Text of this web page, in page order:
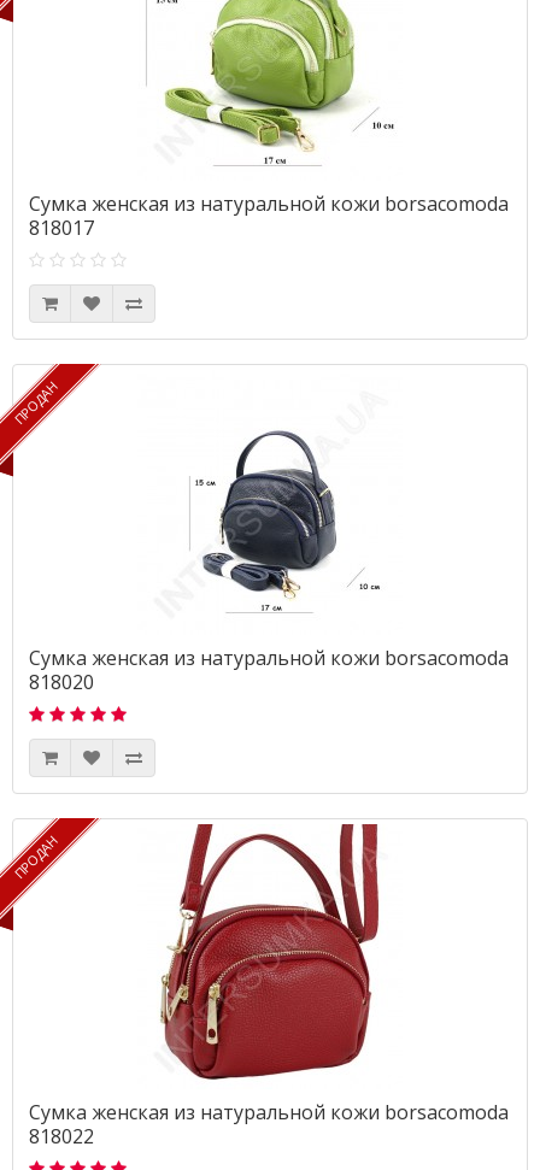
Сумка женская из натуральной кожи borsacomoda
818017
ПРОДАН
ПРОДАН
Сумка женская из натуральной кожи borsacomoda
818020
ПРОДАН
ПРОДАН
Сумка женская из натуральной кожи borsacomoda
818022